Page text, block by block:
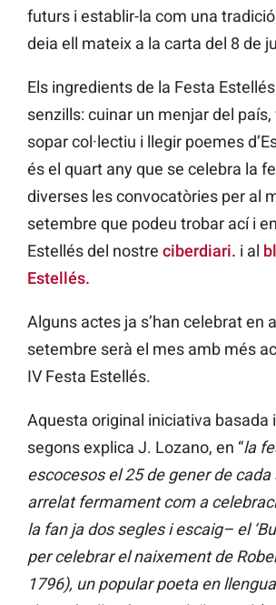
futurs i establir-la com una
deia ell mateix a la carta del 8 de
Els ingredients de la Festa
senzills: cuinar un menjar del
sopar col·lectiu i llegir poemes
és el quart any que se celebra la
diverses les convocatòries per al
setembre que podeu trobar ací i
Estellés del nostre ciberdiari. i al
Estellés.
Alguns actes ja s’han celebrat en
setembre serà el mes amb més
IV Festa Estellés.
Aquesta original iniciativa basada
segons explica J. Lozano, en “la
escocesos el 25 de gener de cada
arrelat fermament com a
la fan ja dos segles i escaig– el
per celebrar el naixement de
1796), un popular poeta en